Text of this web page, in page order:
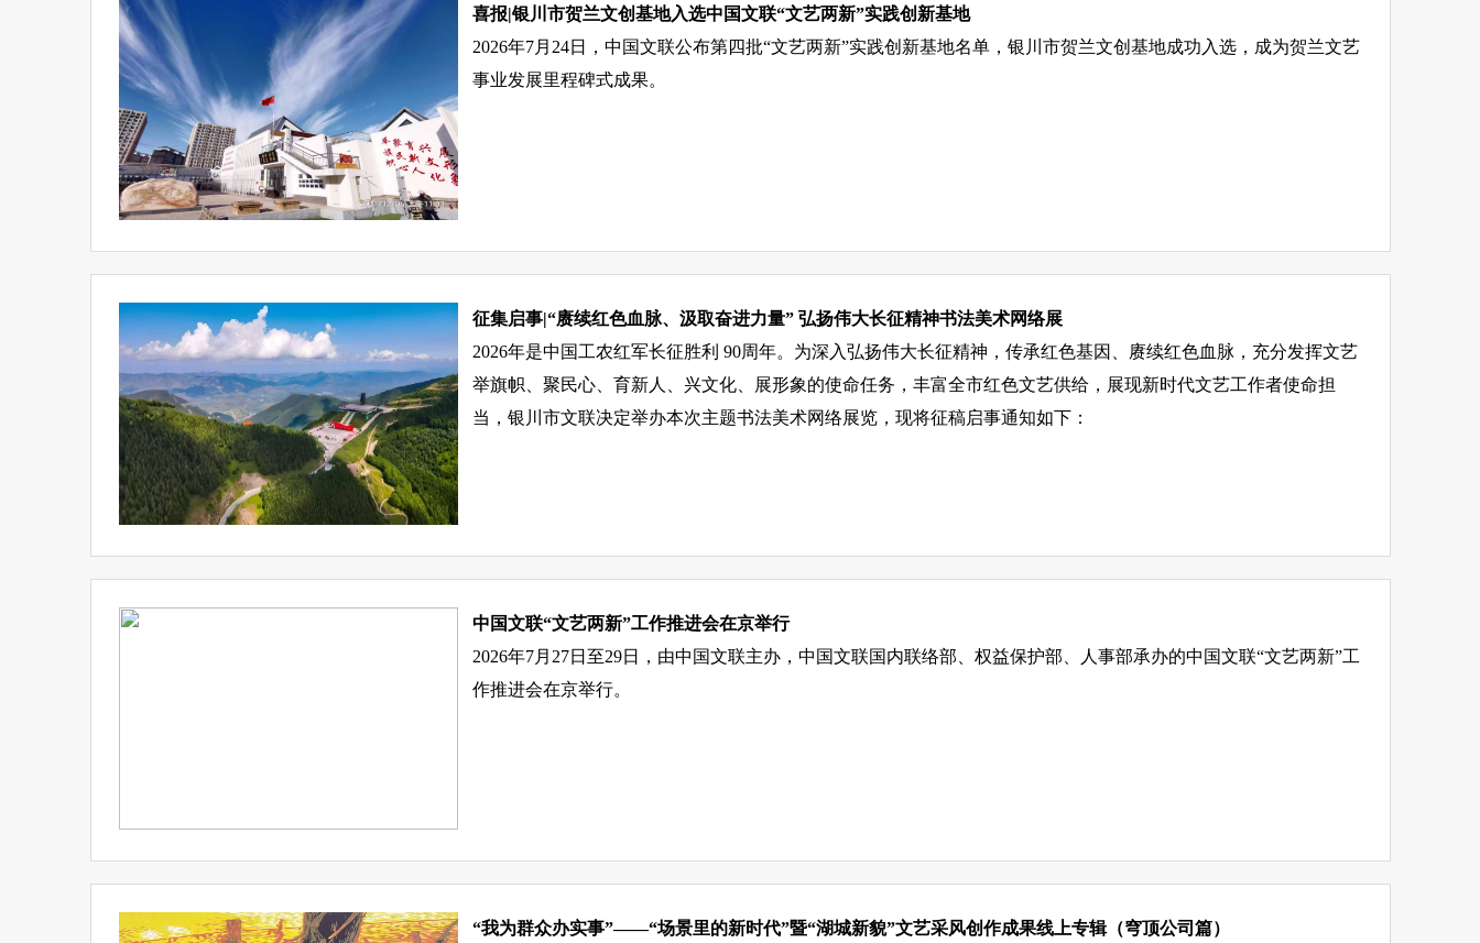
喜报|银川市贺兰文创基地入选中国文联“文艺两新”实践创新基地
2026年7月24日，中国文联公布第四批“文艺两新”实践创新基地名单，银川市贺兰文创基地成功入选，成为贺兰文艺
事业发展里程碑式成果。
征集启事|“赓续红色血脉、汲取奋进力量” 弘扬伟大长征精神书法美术网络展
2026年是中国工农红军长征胜利 90周年。为深入弘扬伟大长征精神，传承红色基因、赓续红色血脉，充分发挥文艺
举旗帜、聚民心、育新人、兴文化、展形象的使命任务，丰富全市红色文艺供给，展现新时代文艺工作者使命担
当，银川市文联决定举办本次主题书法美术网络展览，现将征稿启事通知如下：
中国文联“文艺两新”工作推进会在京举行
2026年7月27日至29日，由中国文联主办，中国文联国内联络部、权益保护部、人事部承办的中国文联“文艺两新”工
作推进会在京举行。
“我为群众办实事”——“场景里的新时代”暨“湖城新貌”文艺采风创作成果线上专辑（穹顶公司篇）